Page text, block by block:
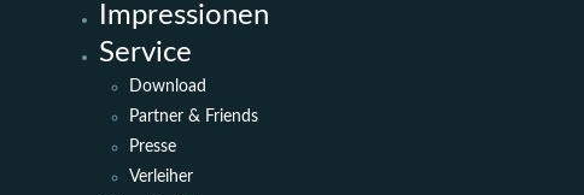
Impressionen
Service
Download
Partner & Friends
Presse
Verleiher